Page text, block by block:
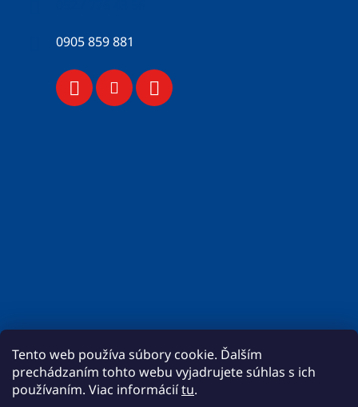
Tento web používa súbory cookie. Ďalším
prechádzaním tohto webu vyjadrujete súhlas s ich
používaním. Viac informáciítu.
0905 859 881